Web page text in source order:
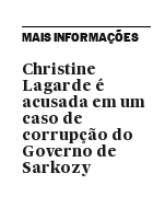
MAIS INFORMAÇÕES
Christine
Lagarde é
acusada em um
caso de
corrupção do
Governo de
Sarkozy